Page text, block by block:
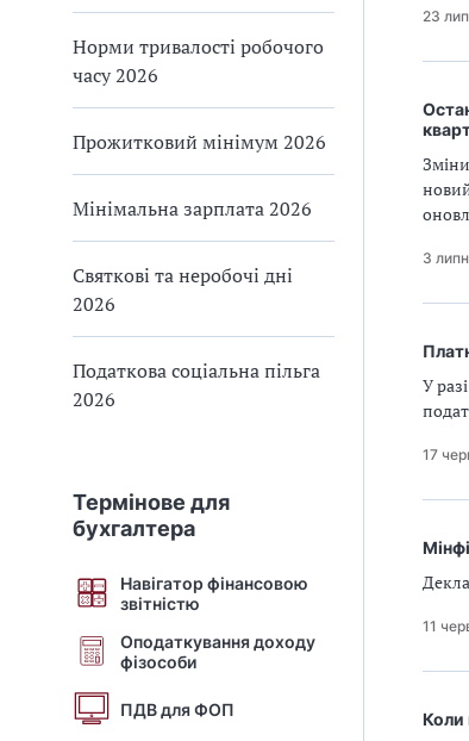
Норми тривалості робочого
часу 2026
Прожитковий мінімум 2026
Мінімальна зарплата 2026
Святкові та неробочі дні
2026
Податкова соціальна пільга
2026
Термінове для
бухгалтера
Навігатор фінансовою
звітністю
Оподаткування доходу
фізособи
ПДВ для ФОП
23
3
У
17
11
Коли